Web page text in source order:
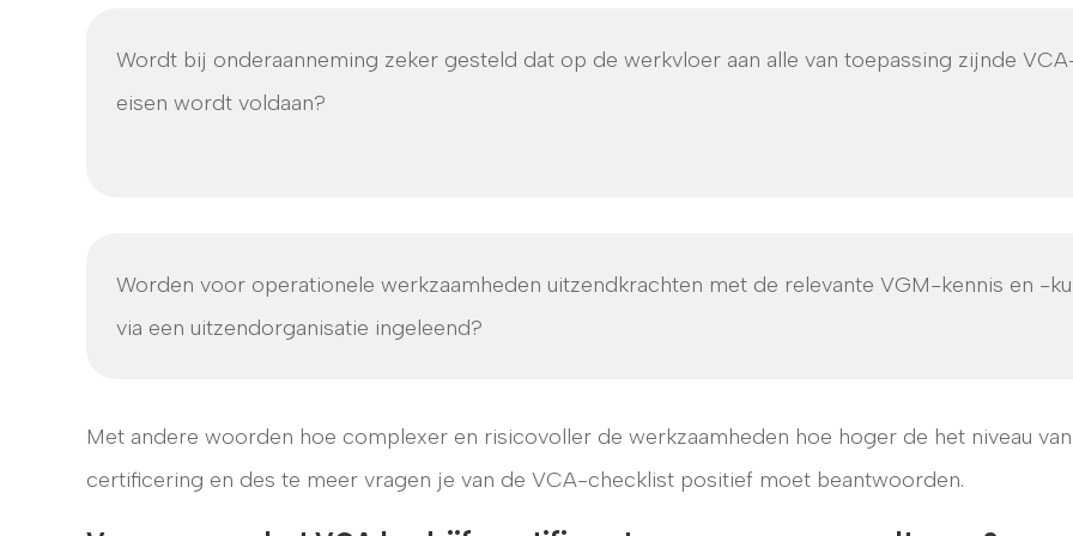
Wordt bij onderaanneming zeker gesteld dat op de werkvloer aan alle van toepassing zijnde
eisen wordt voldaan?
Worden voor operationele werkzaamheden uitzendkrachten met de relevante VGM-kennis en -
via een uitzendorganisatie ingeleend?
Met andere woorden hoe complexer en risicovoller de werkzaamheden hoe hoger de het niveau van
certificering en des te meer vragen je van de VCA-checklist positief moet beantwoorden.